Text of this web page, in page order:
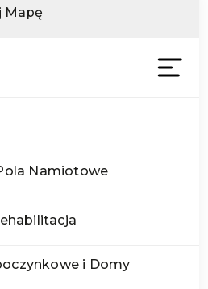
Mapę
Namiotowe
i Domy